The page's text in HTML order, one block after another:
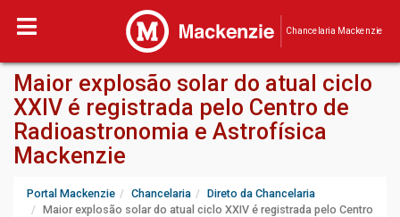
Chancelaria Mackenzie
Maior explosão solar do atual ciclo
XXIV é registrada pelo Centro de
Radioastronomia e Astrofísica
Mackenzie
Portal Mackenzie Chancelaria
Direto da Chancelaria
Maior explosão solar do atual ciclo XXIV é registrada pelo Centro